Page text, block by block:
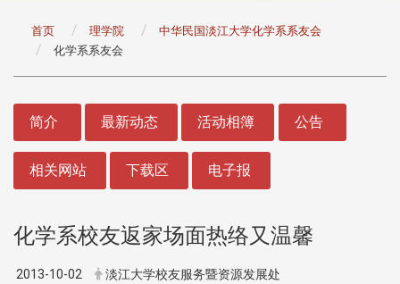
首页 理学院
中华民国淡江大学化学系系友会
化学系系友会
简介 最新动态 活动相簿 公告
相关网站 下载区 电子报
化学系校友返家场面热络又温馨
2013-10-02 淡江大学校友服务暨资源发展处